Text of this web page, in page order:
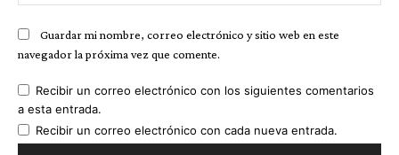
Guardar mi nombre, correo electrónico y sitio web en este
navegador la próxima vez que comente.
Recibir un correo electrónico con los siguientes comentarios
a esta entrada.
Recibir un correo electrónico con cada nueva entrada.